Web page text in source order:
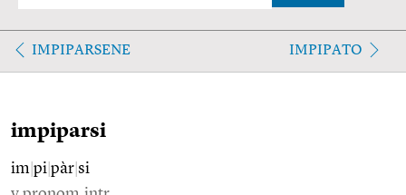
IMPIPARSENE IMPIPATO
impiparsi
im pi pàr si